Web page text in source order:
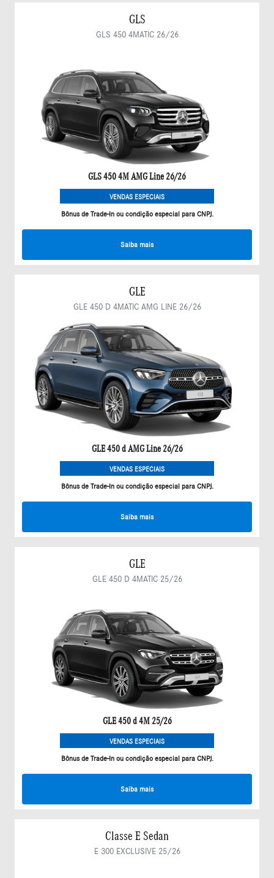
GLS
GLS 450 4MATIC 26/26
GLS 450 4M AMG Line 26/26
VENDAS ESPECIAIS
Bônus de Trade-In ou condição especial para CNPJ.
Saiba mais
GLE
GLE 450 D 4MATIC AMG LINE 26/26
GLE 450 d AMG Line 26/26
VENDAS ESPECIAIS
Bônus de Trade-In ou condição especial para CNPJ.
Saiba mais
GLE
GLE 450 D 4MATIC 25/26
GLE 450 d 4M 25/26
VENDAS ESPECIAIS
Bônus de Trade-In ou condição especial para CNPJ.
Saiba mais
Classe E Sedan
E 300 EXCLUSIVE 25/26